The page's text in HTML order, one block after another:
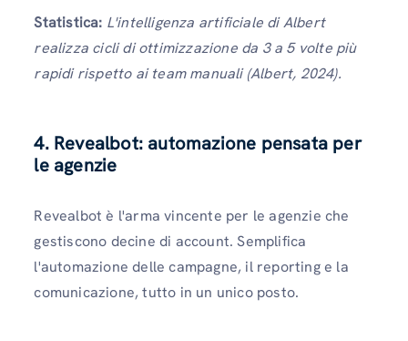
Statistica: L'intelligenza artificiale di Albert
realizza cicli di ottimizzazione da 3 a 5 volte più
rapidi rispetto ai team manuali (Albert, 2024).
4. Revealbot: automazione pensata per
le agenzie
Revealbot è l'arma vincente per le agenzie che
gestiscono decine di account. Semplifica
l'automazione delle campagne, il reporting e la
comunicazione, tutto in un unico posto.